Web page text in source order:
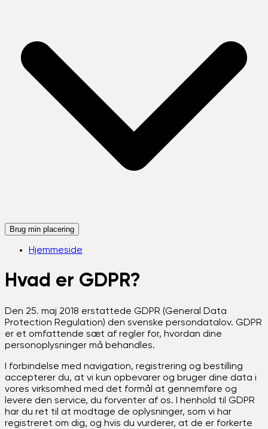
Brug min placering
Hjemmeside
Hvad er GDPR?
Den 25. maj 2018 erstattede GDPR (General Data
Protection Regulation) den svenske persondatalov. GDPR
er et omfattende sæt af regler for, hvordan dine
personoplysninger må behandles.
I forbindelse med navigation, registrering og bestilling
accepterer du, at vi kun opbevarer og bruger dine data i
vores virksomhed med det formål at gennemføre og
levere den service, du forventer af os. I henhold til GDPR
har du ret til at modtage de oplysninger, som vi har
registreret om dig, og hvis du vurderer, at de er forkerte